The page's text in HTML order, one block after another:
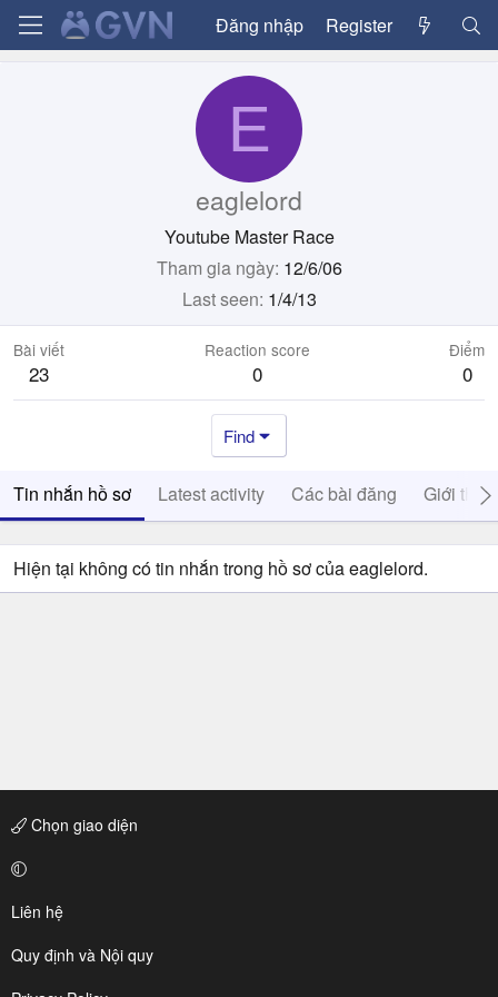
Đăng nhập Register
E
eaglelord
Youtube Master Race
Tham gia ngày 12/6/06
Last seen 1/4/13
Bài viết
23
Reaction score
0
Điểm
0
Find
Tin nhắn hồ sơ Latest activity Các bài đăng Giới thiệu
Hiện tại không có tin nhắn trong hồ sơ của eaglelord.
Chọn giao diện
Liên hệ
Quy định và Nội quy